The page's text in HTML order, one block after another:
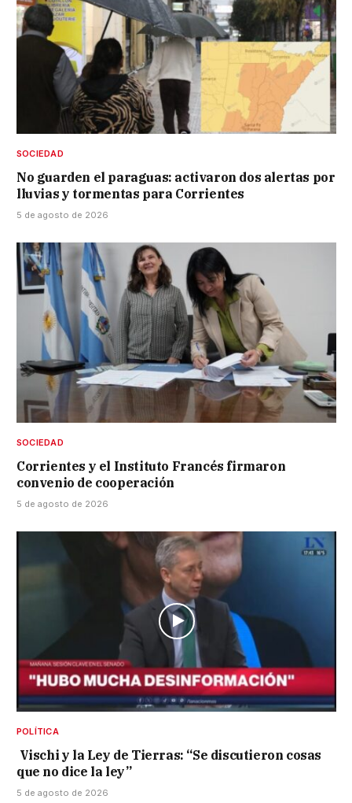
SOCIEDAD
No guarden el paraguas: activaron dos alertas por
lluvias y tormentas para Corrientes
5 de agosto de 2026
SOCIEDAD
Corrientes y el Instituto Francés firmaron
convenio de cooperación
5 de agosto de 2026
POLÍTICA
Vischi y la Ley de Tierras: “Se discutieron cosas
que no dice la ley”
5 de agosto de 2026